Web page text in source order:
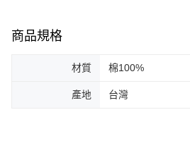
商品規格
材質 棉100%
產地 台灣